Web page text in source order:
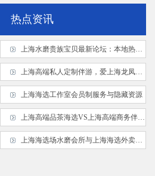
热点资讯
上海水磨贵族宝贝最新论坛：本地热议话题
上海高端私人定制伴游，爱上海龙凤花千坊专属服务
上海海选工作室会员制服务与隐藏资源
上海高端品茶海选VS上海高端商务伴游：服务特色对比
上海海选场水磨会所与上海海选外卖QQ：服务方式选择指南